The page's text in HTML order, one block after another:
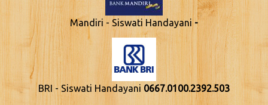
Mandiri - Siswati Handayani -
BRI - Siswati Handayani 0667.0100.2392.503